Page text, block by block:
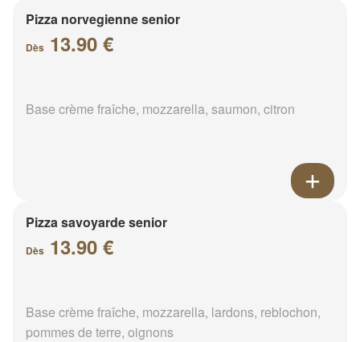
Pizza norvegienne senior
Dès 13.90 €
Base crème fraîche, mozzarella, saumon, citron
Pizza savoyarde senior
Dès 13.90 €
Base crème fraîche, mozzarella, lardons, reblochon,
pommes de terre, oignons